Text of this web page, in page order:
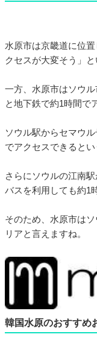
水原市は京畿道に位
クセスが大変そう」
一方、水原市はソウ
と地下鉄で約1時間で
ソウル駅からセマウ
でアクセスできるとい
さらにソウルの江南
バスを利用しても約1
そのため、水原市は
リアと言えますね。
韓国水原のおすすめ